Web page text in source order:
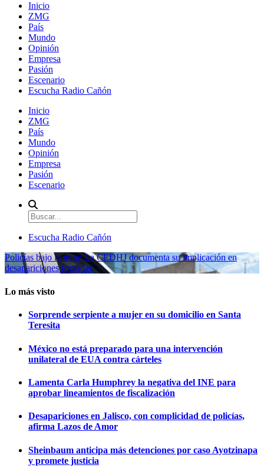
Inicio
ZMG
País
Mundo
Opinión
Empresa
Pasión
Escenario
Escucha Radio Cañón
Inicio
ZMG
País
Mundo
Opinión
Empresa
Pasión
Escenario
Escucha Radio Cañón
Policías bajo la mira: La CEDHJ documenta su implicación en
desapariciones forzadas
Lo más visto
Sorprende serpiente a mujer en su domicilio en Santa
Teresita
México no está preparado para una intervención
unilateral de EUA contra cárteles
Lamenta Carla Humphrey la negativa del INE para
aprobar lineamientos de fiscalización
Desapariciones en Jalisco, con complicidad de policías,
afirma Lazos de Amor
Sheinbaum anticipa más detenciones por caso Ayotzinapa
y promete justicia